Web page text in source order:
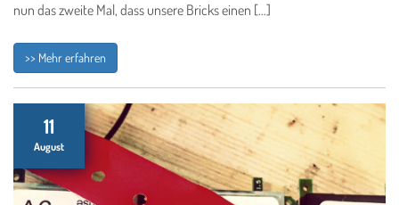
nun das zweite Mal, dass unsere Bricks einen […]
>> Mehr erfahren
11
August